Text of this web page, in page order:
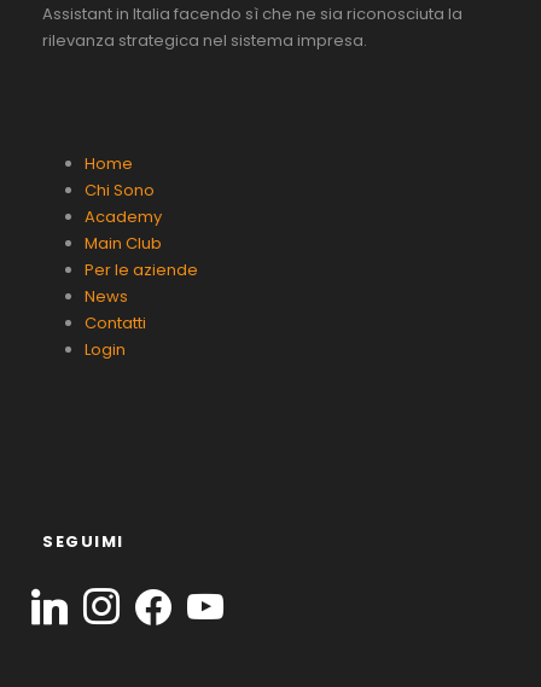
Assistant in Italia facendo sì che ne sia riconosciuta la
rilevanza strategica nel sistema impresa.
Home
Chi Sono
Academy
Main Club
Per le aziende
News
Contatti
Login
SEGUIMI